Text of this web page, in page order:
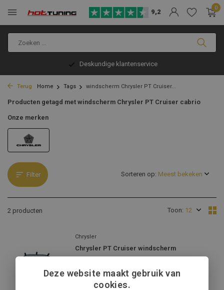
9,2
0
Deskundige klantenservice
Terug Home Tags windscherm Chrysler PT Cruiser...
Producten getagd met windscherm Chrysler PT Cruiser cabrio
Onze merken
Filter
2 producten Toon:
Sorteren op:
Chrysler
Chrysler PT Cruiser windscherm
€139,00
Deze website maakt gebruik van
cookies.